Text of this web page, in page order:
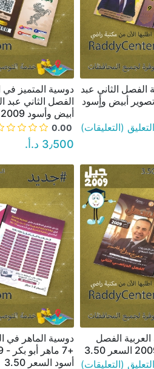
الفصل الثاني عبد
الهادي الخطيب 2009 تصوير أبيض وأٍسود
دوسية المتميز في
الفصل الثاني عبد
أبيض وأسود 2009 السعر 3.50
0.00
3٫500 د.أ.‏
الفصل
أسود السعر 3.50